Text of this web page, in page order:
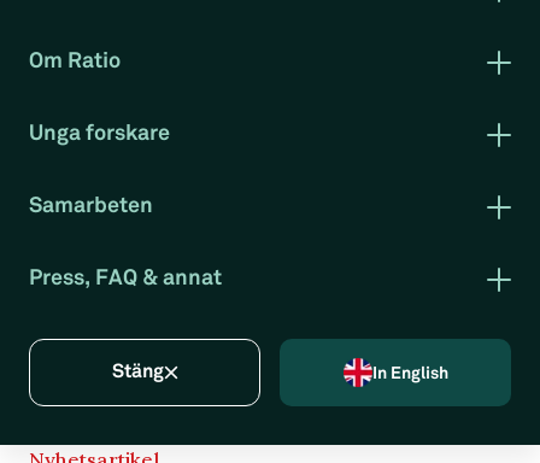
Ratio dialogue
Om Ratio
Styrelse
Verksamhetsberättelse
Kontakta oss
Unga forskare
Praktik
Samarbeten
Bli medlem
Press, FAQ & annat
Nyhetsarkiv
Vanliga frågor
Stäng In English
Christian Sandström i en debattartikel om
Tidigare nyheter